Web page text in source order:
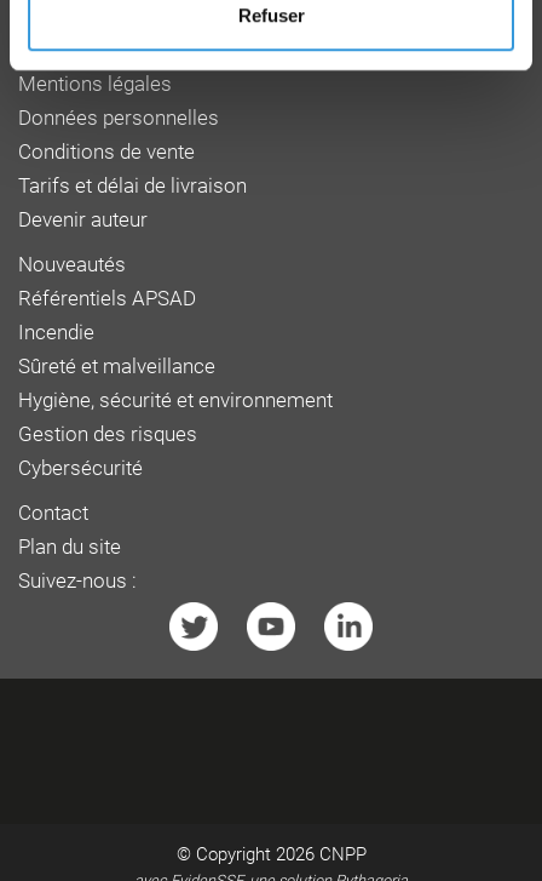
Refuser
Qui sommes-nous
Mentions légales
Données personnelles
Conditions de vente
Tarifs et délai de livraison
Devenir auteur
Nouveautés
Référentiels APSAD
Incendie
Sûreté et malveillance
Hygiène, sécurité et environnement
Gestion des risques
Cybersécurité
Contact
Plan du site
Suivez-nous :
© Copyright 2026 CNPP